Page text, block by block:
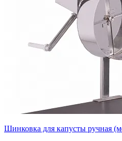
Шинковка для капусты ручная